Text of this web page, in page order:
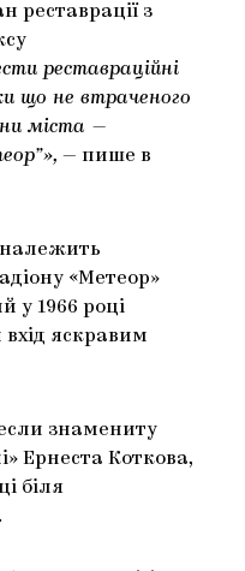
реставрації з
реставраційні
що не втраченого
міста —
— пише в
належить
«Метеор»
у 1966 році
яскравим
знамениту
Ернеста Коткова,
біля